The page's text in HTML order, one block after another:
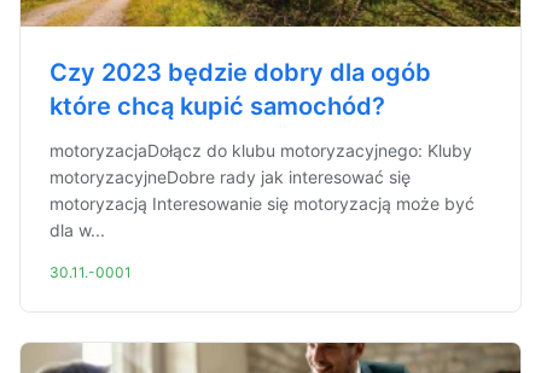
Czy 2023 będzie dobry dla ogób
które chcą kupić samochód?
motoryzacjaDołącz do klubu motoryzacyjnego: Kluby
motoryzacyjneDobre rady jak interesować się
motoryzacją Interesowanie się motoryzacją może być
dla w...
30.11.-0001